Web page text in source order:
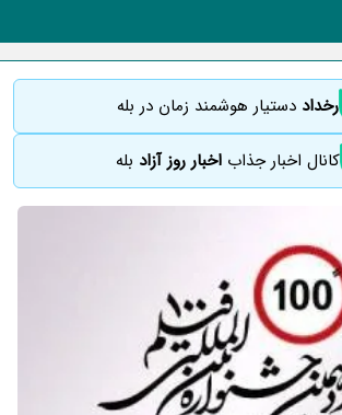
رخداددستیار هوشمند زمان در بله
کانال اخبار جذاباخبار روز آزاد بله